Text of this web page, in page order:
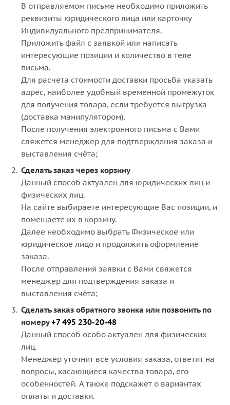
В отправляемом письме необходимо приложить
реквизиты юридического лица или карточку
Индивидуального предпринимателя.
Приложить файл с заявкой или написать
интересующие позиции и количество в теле
письма.
Для расчета стоимости доставки просьба указать
адрес, наиболее удобный временной промежуток
для получения товара, если требуется выгрузка
(доставка манипулятором).
После получения электронного письма с Вами
свяжется менеджер для подтверждения заказа и
выставления счёта;
Сделать заказ через корзину
Данный способ актуален для юридических лиц и
физических лиц.
На сайте выбираете интересующие Вас позиции, и
помещаете их в корзину.
Далее необходимо выбрать Физическое или
юридическое лицо и продолжить оформление
заказа.
После отправления заявки с Вами свяжется
менеджер для подтверждения заказа и
выставления счёта;
Сделать заказ обратного звонка или позвонить по
номеру+7 495 230-20-48
Данный способ особо актуален для физических
лиц.
Менеджер уточнит все условия заказа, ответит на
вопросы, касающиеся качества товара, его
особенностей. А также подскажет о вариантах
оплаты и доставки.